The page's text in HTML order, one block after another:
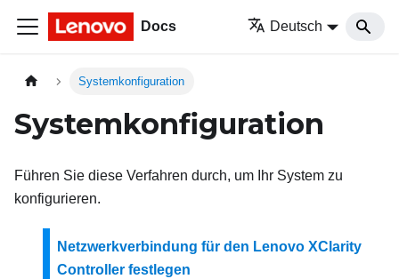
Docs Deutsch
Systemkonfiguration
Systemkonfiguration
Führen Sie diese Verfahren durch, um Ihr System zu
konfigurieren.
Netzwerkverbindung für den Lenovo XClarity
Controller festlegen